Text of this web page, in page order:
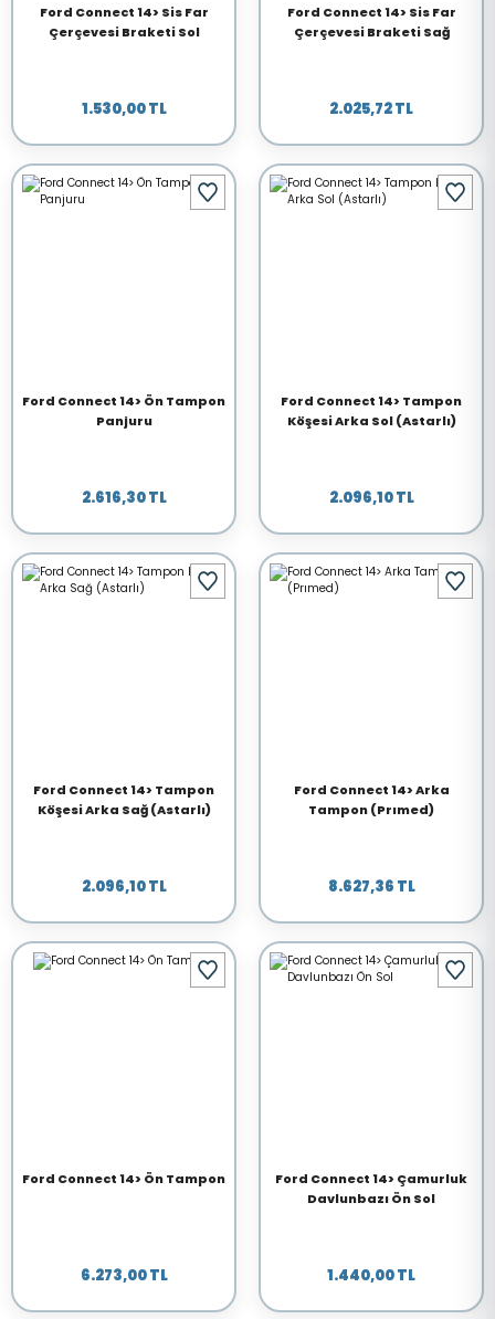
Ford Connect 14> Sis Far
Çerçevesi Braketi Sol
1.530,00 TL
Ford Connect 14> Sis Far
Çerçevesi Braketi Sağ
2.025,72 TL
Ford Connect 14> Ön Tampon
Panjuru
2.616,30 TL
Ford Connect 14> Tampon
Köşesi Arka Sol (Astarlı)
2.096,10 TL
Ford Connect 14> Tampon
Köşesi Arka Sağ (Astarlı)
2.096,10 TL
Ford Connect 14> Arka
Tampon (Prımed)
8.627,36 TL
Ford Connect 14> Ön Tampon
6.273,00 TL
Ford Connect 14> Çamurluk
Davlunbazı Ön Sol
1.440,00 TL